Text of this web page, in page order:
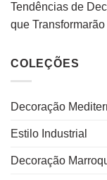
Tendências de
que
COLEÇÕES
Decoração
Estilo Industrial
Decoração